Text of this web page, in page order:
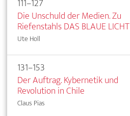
Die Unschuld der Medien. Zu
Riefenstahls DAS BLAUE LICHT
Ute Holl
131–153
Der Auftrag. Kybernetik und
Revolution in Chile
Claus Pias